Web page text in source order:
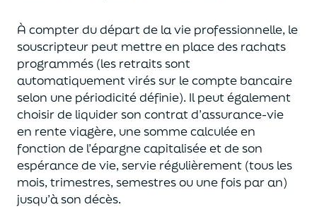
À compter du départ de la vie professionnelle, le
souscripteur peut mettre en place des rachats
programmés (les retraits sont
automatiquement virés sur le compte bancaire
selon une périodicité définie). Il peut également
choisirde liquider son contrat d’assurance-vie
en rente viagère, une somme calculée en
fonction de l’épargne capitalisée et deson
espérance de vie, servie régulièrement (tous les
mois, trimestres, semestres ou une fois par an)
jusqu’à son décès.